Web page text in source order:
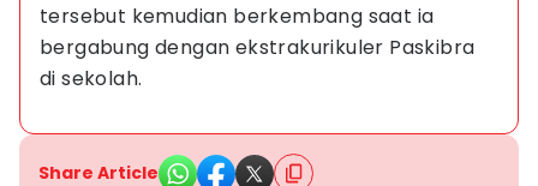
tersebut kemudian berkembang saat ia
bergabung dengan ekstrakurikuler Paskibra
di sekolah.
Share Article